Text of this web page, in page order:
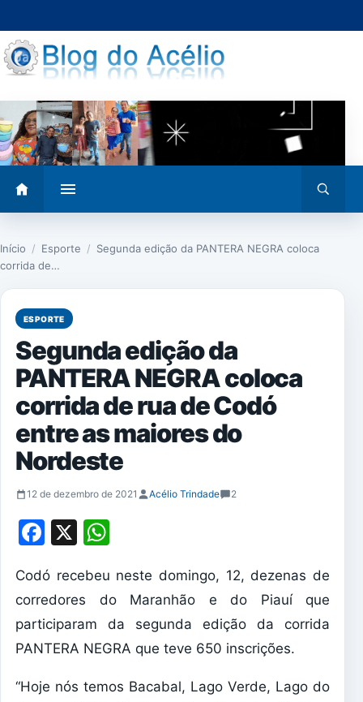
para
o
conteúdo
menu
busca
Início / Esporte / Segunda edição da PANTERA NEGRA coloca
corrida de…
ESPORTE
Segunda edição da
PANTERA NEGRA coloca
corrida de rua de Codó
entre as maiores do
Nordeste
12 de dezembro de 2021 Acélio Trindade 2
Facebook
X
Codó recebeu neste domingo, 12, dezenas de
corredores do Maranhão e do Piauí que
participaram da segunda edição da corrida
PANTERA NEGRA que teve 650 inscrições.
“Hoje nós temos Bacabal, Lago Verde, Lago do